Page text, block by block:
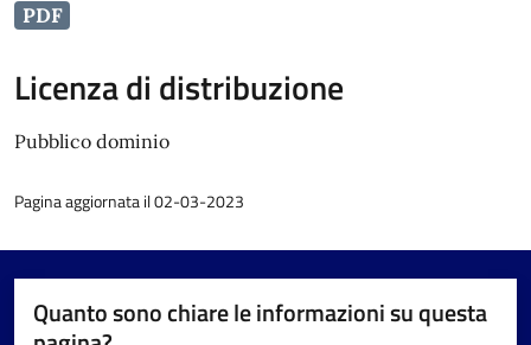
PDF
Licenza di distribuzione
Pubblico dominio
Pagina aggiornata il 02-03-2023
Quanto sono chiare le informazioni su questa